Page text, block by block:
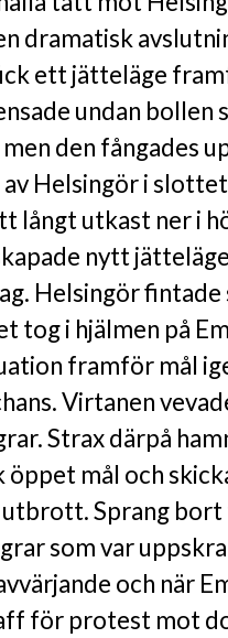
dramatisk
ett jätteläge
undan bollen
den fångades
Helsingör i
långt utkast ner i
nytt
Helsingör
tog i hjälmen på
framför mål
Virtanen
Strax därpå
öppet mål och
Sprang
som var
och när
för protest mot